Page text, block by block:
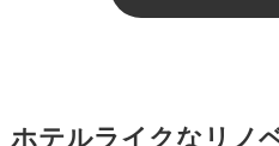
ホテルライクなリノ